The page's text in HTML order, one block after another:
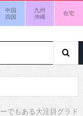
中国
四国
九州
沖縄
在宅
でもある大注目グラド